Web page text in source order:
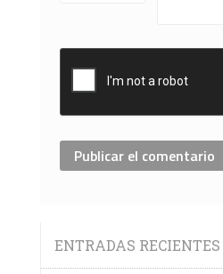
ENTRADAS RECIENTES